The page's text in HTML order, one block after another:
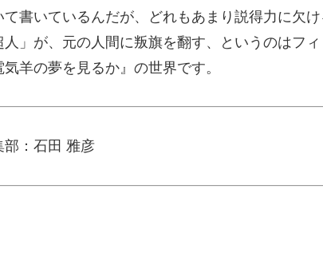
て書いているんだが、どれもあまり説得力に欠
人」が、元の人間に叛旗を翻す、というのはフ
気羊の夢を見るか』の世界です。
部：石田 雅彦